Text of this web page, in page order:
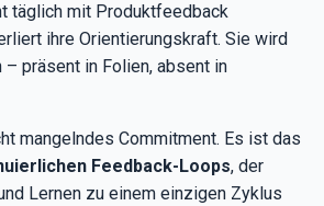
täglich mit Produktfeedback
ihre Orientierungskraft. Sie wird
– präsent in Folien, absent in
mangelndes Commitment. Es ist das
Feedback-Loops, der
Lernen zu einem einzigen Zyklus